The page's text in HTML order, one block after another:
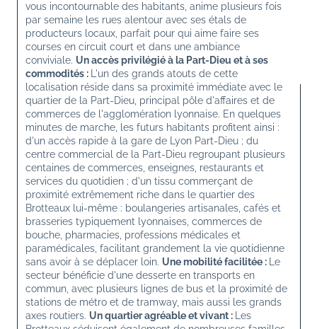
vous incontournable des habitants, anime plusieurs fois
par semaine les rues alentour avec ses étals de
producteurs locaux, parfait pour qui aime faire ses
courses en circuit court et dans une ambiance
conviviale. Un accès privilégié à la Part-Dieu et à ses
commodités : L'un des grands atouts de cette
localisation réside dans sa proximité immédiate avec le
quartier de la Part-Dieu, principal pôle d'affaires et de
commerces de l'agglomération lyonnaise. En quelques
minutes de marche, les futurs habitants profitent ainsi :
d'un accès rapide à la gare de Lyon Part-Dieu ; du
centre commercial de la Part-Dieu regroupant plusieurs
centaines de commerces, enseignes, restaurants et
services du quotidien ; d'un tissu commerçant de
proximité extrêmement riche dans le quartier des
Brotteaux lui-même : boulangeries artisanales, cafés et
brasseries typiquement lyonnaises, commerces de
bouche, pharmacies, professions médicales et
paramédicales, facilitant grandement la vie quotidienne
sans avoir à se déplacer loin. Une mobilité facilitée : Le
secteur bénéficie d'une desserte en transports en
commun, avec plusieurs lignes de bus et la proximité de
stations de métro et de tramway, mais aussi les grands
axes routiers. Un quartier agréable et vivant : Les